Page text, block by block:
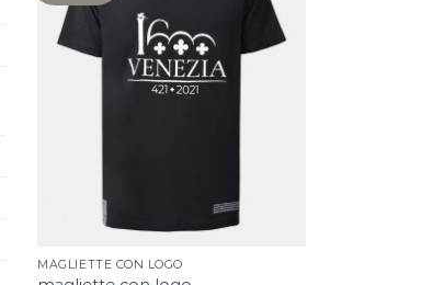
MAGLIETTE CON LOGO